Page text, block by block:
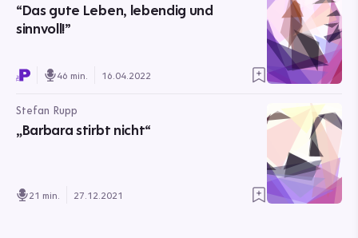
“Das gute Leben, lebendig und
sinnvoll!”
46 min. 16.04.2022
Stefan Rupp
„Barbara stirbt nicht“
21 min. 27.12.2021